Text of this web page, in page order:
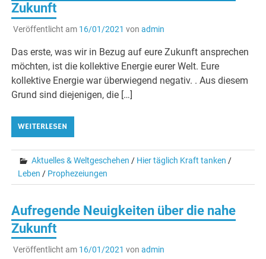
Zukunft
Veröffentlicht am 16/01/2021 von admin
Das erste, was wir in Bezug auf eure Zukunft ansprechen
möchten, ist die kollektive Energie eurer Welt. Eure
kollektive Energie war überwiegend negativ. . Aus diesem
Grund sind diejenigen, die […]
WEITERLESEN
Aktuelles & Weltgeschehen / Hier täglich Kraft tanken /
Leben / Prophezeiungen
Aufregende Neuigkeiten über die nahe
Zukunft
Veröffentlicht am 16/01/2021 von admin